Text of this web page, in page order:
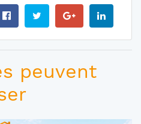
peuvent